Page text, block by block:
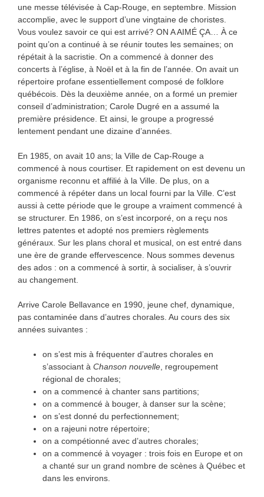
une messe télévisée à Cap-Rouge, en septembre. Mission
accomplie, avec le support d’une vingtaine de choristes.
Vous voulez savoir ce qui est arrivé? ON A AIMÉ ÇA… À ce
point qu’on a continué à se réunir toutes les semaines; on
répétait à la sacristie. On a commencé à donner des
concerts à l’église, à Noël et à la fin de l’année. On avait un
répertoire profane essentiellement composé de folklore
québécois. Dès la deuxième année, on a formé un premier
conseil d’administration; Carole Dugré en a assumé la
première présidence. Et ainsi, le groupe a progressé
lentement pendant une dizaine d’années.
En 1985, on avait 10 ans; la Ville de Cap-Rouge a
commencé à nous courtiser. Et rapidement on est devenu un
organisme reconnu et affilié à la Ville. De plus, on a
commencé à répéter dans un local fourni par la Ville. C’est
aussi à cette période que le groupe a vraiment commencé à
se structurer. En 1986, on s’est incorporé, on a reçu nos
lettres patentes et adopté nos premiers règlements
généraux. Sur les plans choral et musical, on est entré dans
une ère de grande effervescence. Nous sommes devenus
des ados : on a commencé à sortir, à socialiser, à s’ouvrir
au changement.
Arrive Carole Bellavance en 1990, jeune chef, dynamique,
pas contaminée dans d’autres chorales. Au cours des six
années suivantes :
on s’est mis à fréquenter d’autres chorales en
s’associant à Chanson nouvelle , regroupement
régional de chorales;
on a commencé à chanter sans partitions;
on a commencé à bouger, à danser sur la scène;
on s’est donné du perfectionnement;
on a rajeuni notre répertoire;
on a compétionné avec d’autres chorales;
on a commencé à voyager : trois fois en Europe et on
a chanté sur un grand nombre de scènes à Québec et
dans les environs.